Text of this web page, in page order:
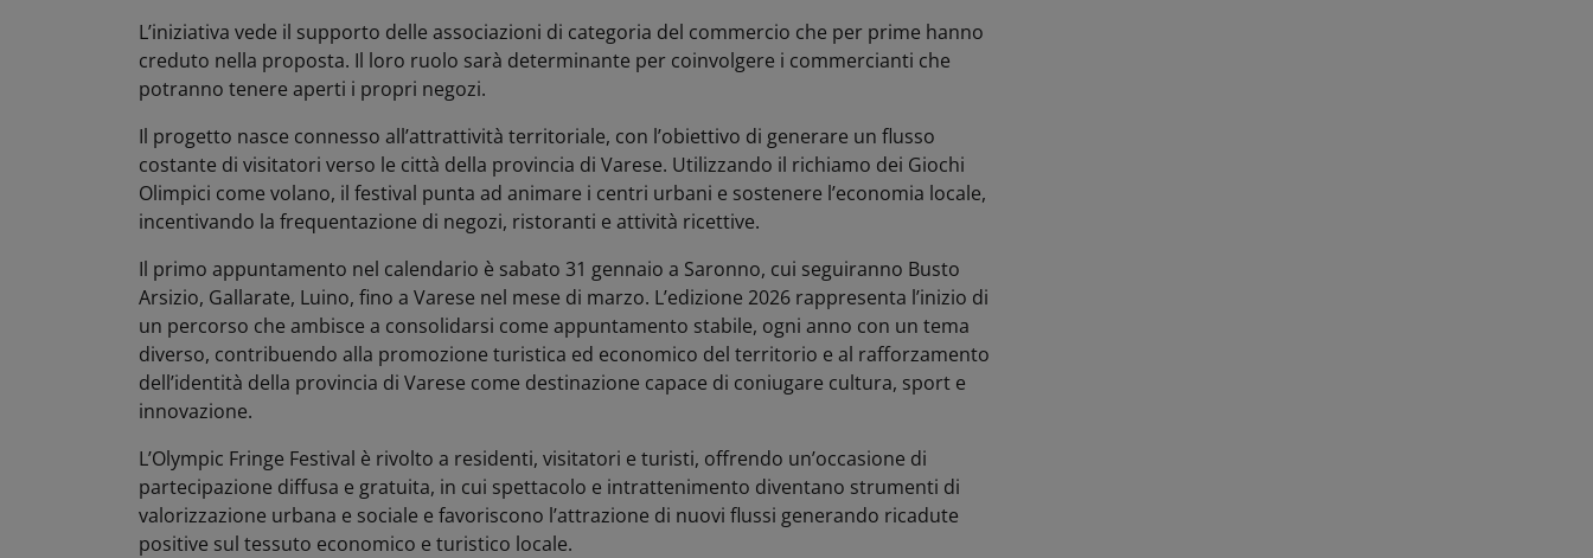
L’iniziativa vede il supporto delle associazioni di categoria del commercio che per prime hanno
creduto nella proposta. Il loro ruolo sarà determinante per coinvolgere i commercianti che
potranno tenere aperti i propri negozi.
Il progetto nasce connesso all’attrattività territoriale, con l’obiettivo di generare un flusso
costante di visitatori verso le città della provincia di Varese. Utilizzando il richiamo dei Giochi
Olimpici come volano, il festival punta ad animare i centri urbani e sostenere l’economia locale,
incentivando la frequentazione di negozi, ristoranti e attività ricettive.
Il primo appuntamento nel calendario è sabato 31 gennaio a Saronno, cui seguiranno Busto
Arsizio, Gallarate, Luino, fino a Varese nel mese di marzo. L’edizione 2026 rappresenta l’inizio di
un percorso che ambisce a consolidarsi come appuntamento stabile, ogni anno con un tema
diverso, contribuendo alla promozione turistica ed economico del territorio e al rafforzamento
dell’identità della provincia di Varese come destinazione capace di coniugare cultura, sport e
innovazione.
L’Olympic Fringe Festival è rivolto a residenti, visitatori e turisti, offrendo un’occasione di
partecipazione diffusa e gratuita, in cui spettacolo e intrattenimento diventano strumenti di
valorizzazione urbana e sociale e favoriscono l’attrazione di nuovi flussi generando ricadute
positive sul tessuto economico e turistico locale.